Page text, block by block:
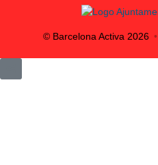
© Barcelona Activa 2026